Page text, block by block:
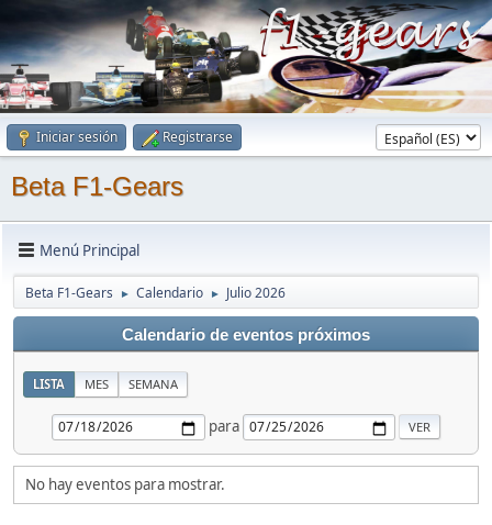
Iniciar sesión Registrarse
Beta F1-Gears
Menú Principal
Beta F1-Gears ► Calendario ► Julio 2026
Calendario de eventos próximos
LISTA MES SEMANA
para
No hay eventos para mostrar.